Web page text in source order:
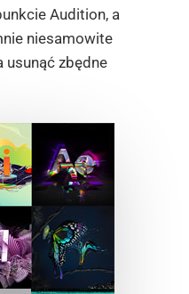
Audition, a
niesamowite
usunąć zbędne